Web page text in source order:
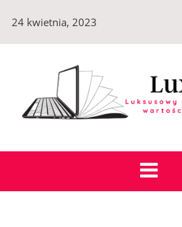
content
24 kwietnia, 2023
LuxBlog.pl
publikacji